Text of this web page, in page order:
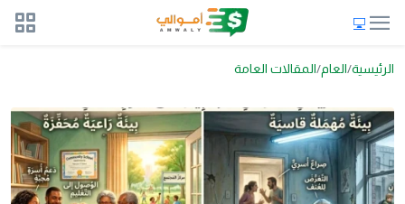
الرئيسية العام المقالات العامة